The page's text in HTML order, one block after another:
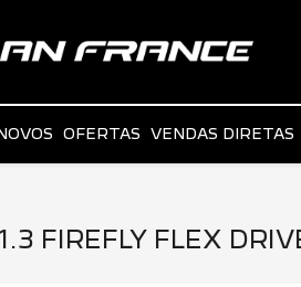
OFERTAS VENDAS DIRETAS
FIREFLY FLEX